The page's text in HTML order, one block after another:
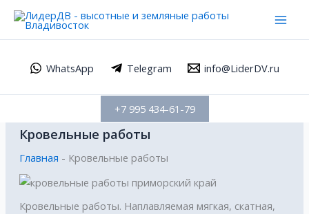
Перейти
содержимому
Main
WhatsApp Telegram info@LiderDV.ru
+7 995 434-61-79
Кровельные работы
Главная - Кровельные работы
Кровельные работы. Наплавляемая мягкая, скатная,